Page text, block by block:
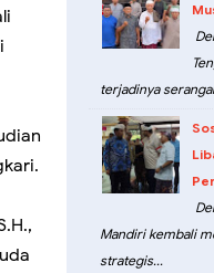
terjadinya
Mandiri kembali
strategis...